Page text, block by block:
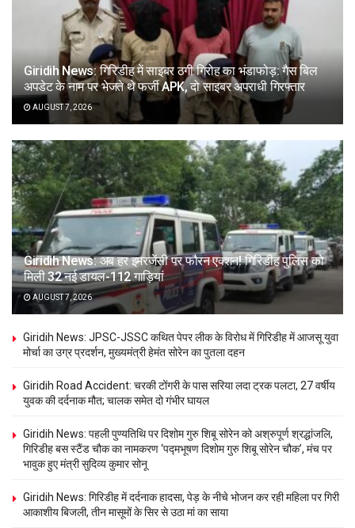
Giridih News: गिरिडीह में साइबर ठगी गिरोह का भंडाफोड़: गैस बिल
अपडेट के नाम पर भेजते थे फर्जी APK, दो साइबर अपराधी गिरफ्तार
AUGUST 7, 2026
Giridih News: अब हर इमरजेंसी पर फौरन एक्शन! गिरिडीह पुलिस को
मिली 32 नई डायल-112 गाड़ियां
AUGUST 7, 2026
Giridih News: JPSC-JSSC कथित पेपर लीक के विरोध में गिरिडीह में आजसू युवा
मोर्चा का उग्र प्रदर्शन, मुख्यमंत्री हेमंत सोरेन का पुतला दहन
Giridih Road Accident: चरकी टोंगरी के पास सरिया लदा ट्रक पलटा, 27 वर्षीय
युवक की दर्दनाक मौत; चालक समेत दो गंभीर घायल
Giridih News: पहली पुण्यतिथि पर दिशोम गुरु शिबू सोरेन को अश्रुपूर्ण श्रद्धांजलि,
गिरिडीह बस स्टैंड चौक का नामकरण ‘पद्मभूषण दिशोम गुरु शिबू सोरेन चौक’, मंच पर
भावुक हुए मंत्री सुदिव्य कुमार सोनू
Giridih News: गिरिडीह में दर्दनाक हादसा, पेड़ के नीचे भोजन कर रही महिला पर गिरी
आकाशीय बिजली, तीन मासूमों के सिर से उठा मां का साया